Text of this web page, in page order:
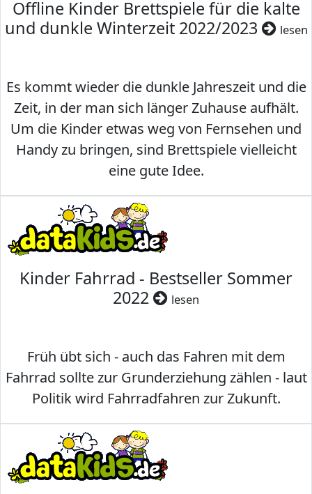
Offline Kinder Brettspiele für die kalte
und dunkle Winterzeit 2022/2023
lesen
Es kommt wieder die dunkle Jahreszeit und die
Zeit, in der man sich länger Zuhause aufhält.
Um die Kinder etwas weg von Fernsehen und
Handy zu bringen, sind Brettspiele vielleicht
eine gute Idee.
Kinder Fahrrad - Bestseller Sommer
2022
lesen
Früh übt sich - auch das Fahren mit dem
Fahrrad sollte zur Grunderziehung zählen - laut
Politik wird Fahrradfahren zur Zukunft.